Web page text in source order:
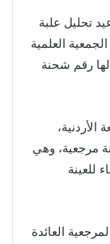
تحليل علبة
العلمية
الجديدة لها رقم شحنة
مرجعية، وهي
للعينة
العائدة